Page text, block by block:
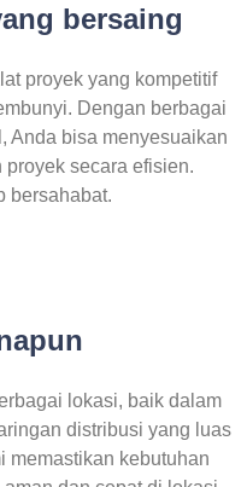
bersaing
proyek yang kompetitif
Dengan berbagai
Anda bisa menyesuaikan
secara efisien.
bersahabat.
lokasi, baik dalam
distribusi yang luas
memastikan kebutuhan